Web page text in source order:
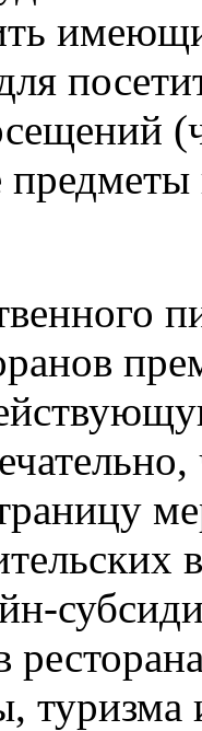
туризма